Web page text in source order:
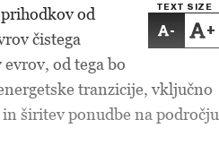
TEXT SIZE
- +
od
čistega
od tega bo
tranzicije, vključno
širitev ponudbe na področju